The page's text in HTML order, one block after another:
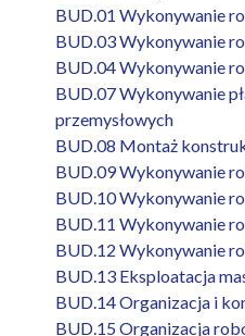
BUD.01 Wykonywanie
BUD.03 Wykonywanie
BUD.04 Wykonywanie
BUD.07 Wykonywanie
przemysłowych
BUD.08 Montaż
BUD.09 Wykonywanie
BUD.10 Wykonywanie
BUD.11 Wykonywanie
BUD.12 Wykonywanie
BUD.13 Eksploatacja
BUD.14 Organizacja i
BUD.15 Organizacja